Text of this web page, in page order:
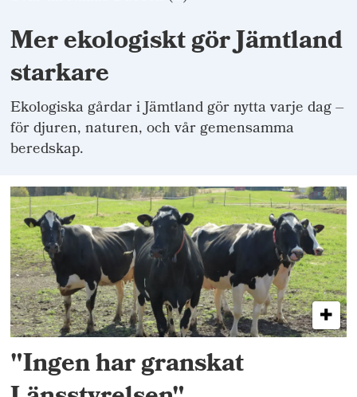
Mer ekologiskt gör Jämtland
starkare
Ekologiska gårdar i Jämtland gör nytta varje dag –
för djuren, naturen, och vår gemensamma
beredskap.
"Ingen har granskat